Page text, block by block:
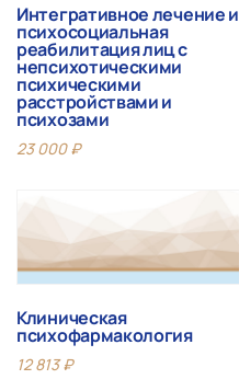
Интегративное лечение и
психосоциальная
реабилитация лиц с
непсихотическими
психическими
расстройствами и
психозами
23 000₽
Клиническая
психофармакология
12 813₽